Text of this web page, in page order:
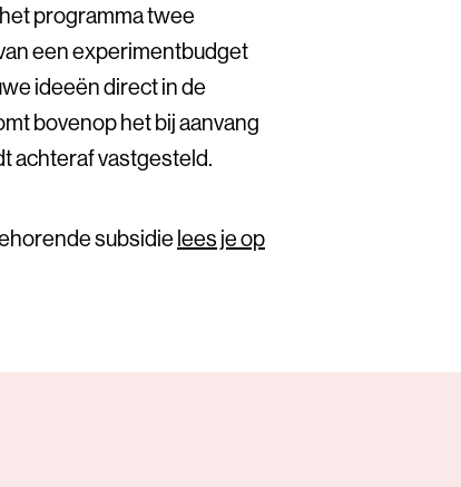
programma twee
een experimentbudget
ideeën direct in de
bovenop het bij aanvang
achteraf vastgesteld.
subsidielees je op